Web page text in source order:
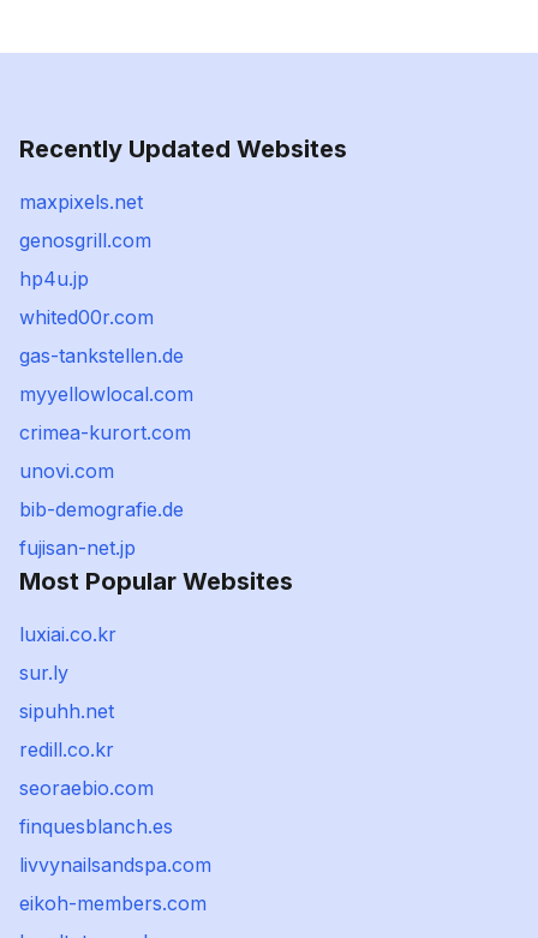
Recently Updated Websites
maxpixels.net
genosgrill.com
hp4u.jp
whited00r.com
gas-tankstellen.de
myyellowlocal.com
crimea-kurort.com
unovi.com
bib-demografie.de
fujisan-net.jp
Most Popular Websites
luxiai.co.kr
sur.ly
sipuhh.net
redill.co.kr
seoraebio.com
finquesblanch.es
livvynailsandspa.com
eikoh-members.com